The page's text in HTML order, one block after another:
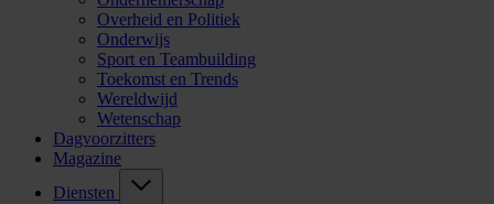
Overheid en Politiek
Onderwijs
Sport en Teambuilding
Toekomst en Trends
Wereldwijd
Wetenschap
Dagvoorzitters
Magazine
Diensten